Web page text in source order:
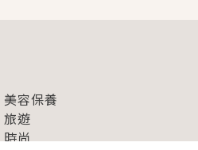
美容保養
旅遊
時尚